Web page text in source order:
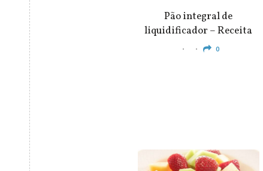
Pão integral de
liquidificador – Receita
0